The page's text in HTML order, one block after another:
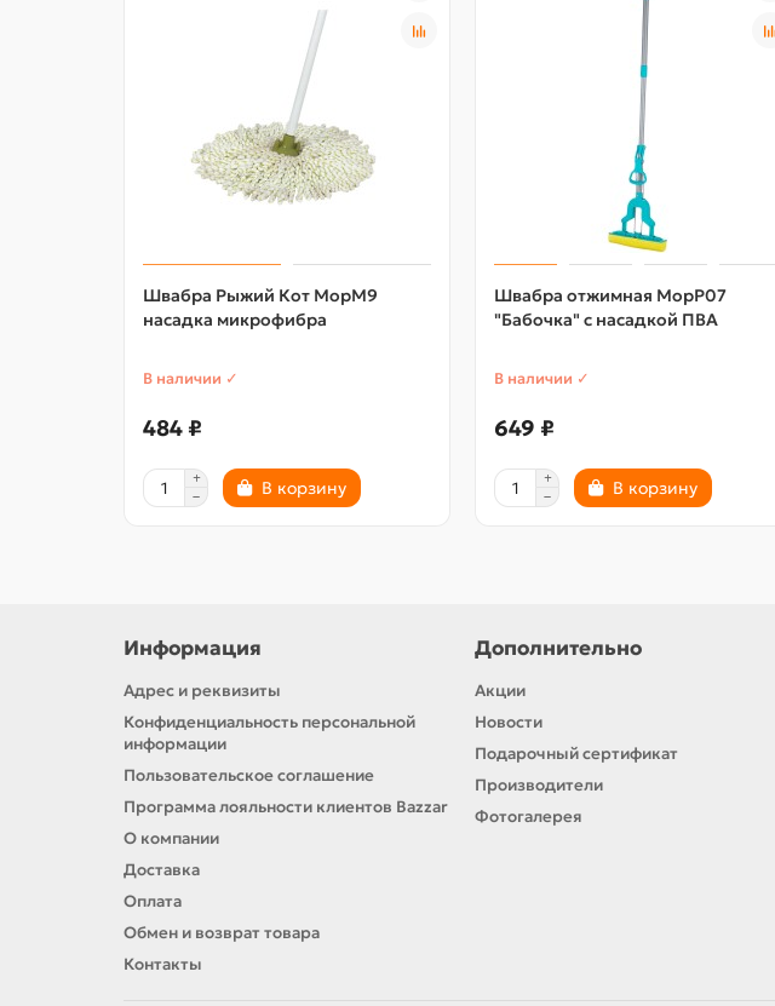
Швабра Рыжий Кот МорМ9
насадка микрофибра
В наличии ✓
484 ₽
В корзину
Швабра отжимная МорР07
"Бабочка" с насадкой ПВА
В наличии ✓
649 ₽
В корзину
Информация
Адрес и реквизиты
Конфиденциальность персональной
информации
Пользовательское соглашение
Программа лояльности клиентов Bazzar
О компании
Доставка
Оплата
Обмен и возврат товара
Контакты
Дополнительно
Акции
Новости
Подарочный сертификат
Производители
Фотогалерея